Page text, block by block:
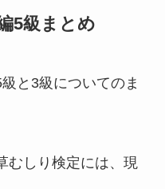
5級まとめ
と3級についてのま
むしり検定には、現